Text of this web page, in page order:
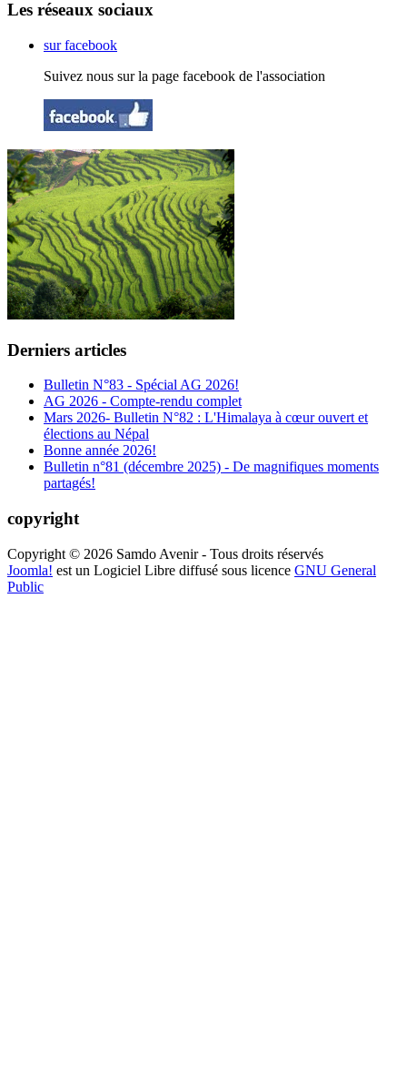
Les réseaux sociaux
sur facebook
Suivez nous sur la page facebook de l'association
Derniers articles
Bulletin N°83 - Spécial AG 2026!
AG 2026 - Compte-rendu complet
Mars 2026- Bulletin N°82 : L'Himalaya à cœur ouvert et
élections au Népal
Bonne année 2026!
Bulletin n°81 (décembre 2025) - De magnifiques moments
partagés!
copyright
Copyright © 2026 Samdo Avenir - Tous droits réservés
Joomla! est un Logiciel Libre diffusé sous licence GNU General
Public